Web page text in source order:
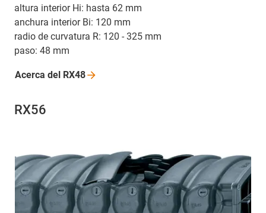
altura interior Hi: hasta 62 mm
anchura interior Bi: 120 mm
radio de curvatura R: 120 - 325 mm
paso: 48 mm
Acerca del RX48
RX56